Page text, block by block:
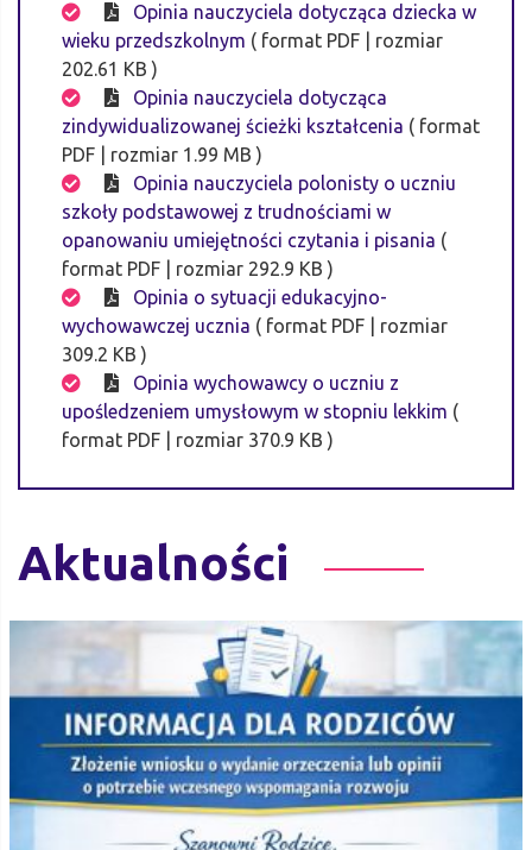
Opinia nauczyciela dotycząca dziecka w
wieku przedszkolnym ( format PDF | rozmiar
202.61 KB )
Opinia nauczyciela dotycząca
zindywidualizowanej ścieżki kształcenia ( format
PDF | rozmiar 1.99 MB )
Opinia nauczyciela polonisty o uczniu
szkoły podstawowej z trudnościami w
opanowaniu umiejętności czytania i pisania (
format PDF | rozmiar 292.9 KB )
Opinia o sytuacji edukacyjno-
wychowawczej ucznia ( format PDF | rozmiar
309.2 KB )
Opinia wychowawcy o uczniu z
upośledzeniem umysłowym w stopniu lekkim (
format PDF | rozmiar 370.9 KB )
Aktualności